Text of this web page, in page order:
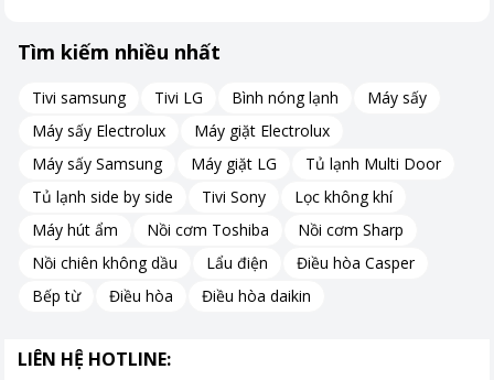
Tìm kiếm nhiều nhất
Tivi samsung Tivi LG Bình nóng lạnh
Máy sấy
Máy sấy Electrolux
Máy giặt Electrolux
Máy sấy Samsung
Máy giặt LG
Tủ lạnh Multi Door
Tủ lạnh side by side
Tivi Sony
Lọc không khí
Máy hút ẩm
Nồi cơm Toshiba
Nồi cơm Sharp
Nồi chiên không dầu
Lẩu điện
Điều hòa Casper
Bếp từ
Điều hòa Điều hòa daikin
LIÊN HỆ HOTLINE: